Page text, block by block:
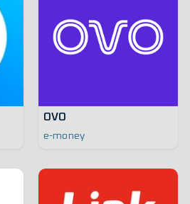
OVO
e-money